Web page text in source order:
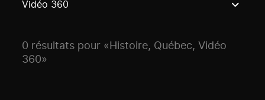
Vidéo 360
0 résultats pour «Histoire, Québec, Vidéo
360»